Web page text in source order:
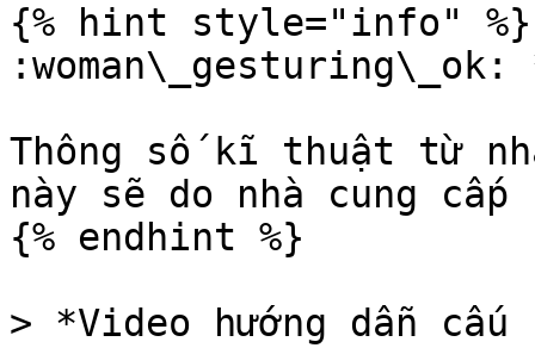
{% hint style="info" %}
Thông số kĩ thuật từ
này sẽ do nhà cung
{% endhint %}
> *Video hướng dẫn